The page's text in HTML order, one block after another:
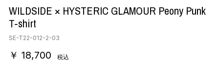
WILDSIDE × HYSTERIC GLAMOUR Peony Punk
T-shirt
SE-T22-012-2-03
￥ 18,700 税込